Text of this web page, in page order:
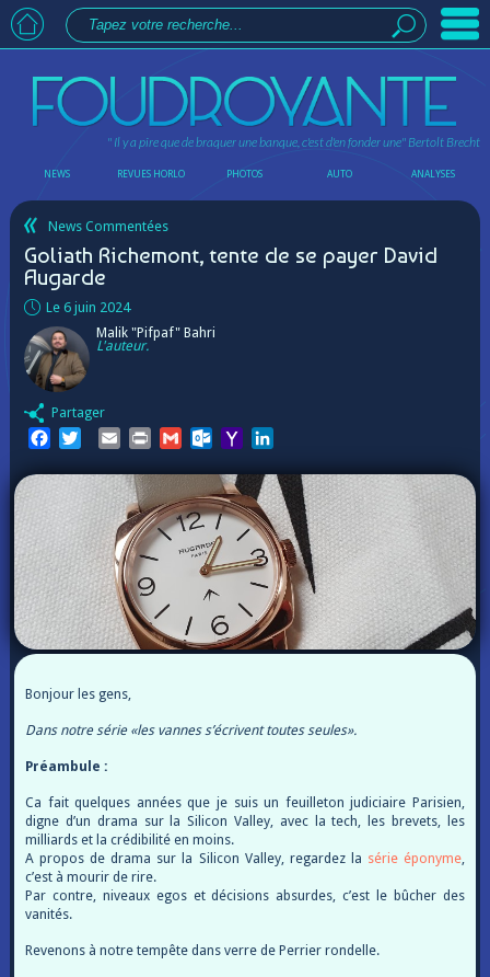
" Il y a pire que de braquer une banque, c'est d'en fonder une" Bertolt Brecht
NEWS REVUES HORLO PHOTOS AUTO ANALYSES
News Commentées
Goliath Richemont, tente de se payer David
Augarde
Le 6 juin 2024
Malik "Pifpaf" Bahri
L'auteur.
Partager
FacebookTwitterEmailPrint GmailOutlook.com
Yahoo
Bonjour les gens,
Dans notre série «les vannes s’écrivent toutes seules».
Préambule :
Ca fait quelques années que je suis un feuilleton judiciaire Parisien,
digne d’un drama sur la Silicon Valley, avec la tech, les brevets, les
milliards et la crédibilité en moins.
A propos de drama sur la Silicon Valley, regardez la série éponyme,
c’est à mourir de rire.
Par contre, niveaux egos et décisions absurdes, c’est le bûcher des
vanités.
Revenons à notre tempête dans verre de Perrier rondelle.